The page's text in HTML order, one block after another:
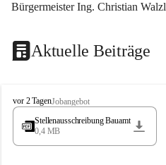
Bürgermeister Ing. Christian Walzl
Aktuelle Beiträge
S
t
s
vor 2 TagenJobangebot
Stellenausschreibung Bauamt
0,4 MB